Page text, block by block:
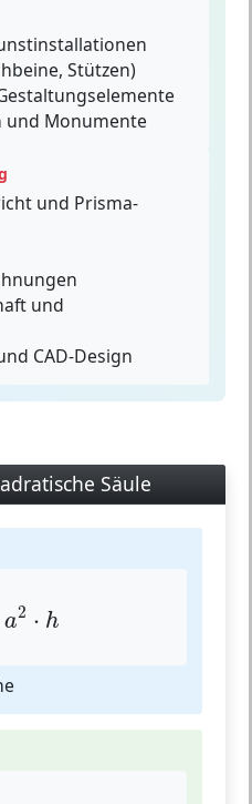
Stützen)
und Monumente
und Prisma-
und
CAD-Design
Säule
a2 ⋅ h
2⋅